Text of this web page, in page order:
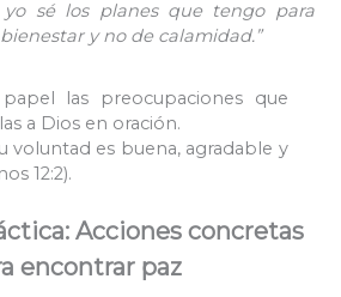
yo sé los planes que tengo para
y no de calamidad.”
las preocupaciones que
a Dios en oración.
voluntad es buena, agradable y
12:2).
Acciones concretas
encontrar paz